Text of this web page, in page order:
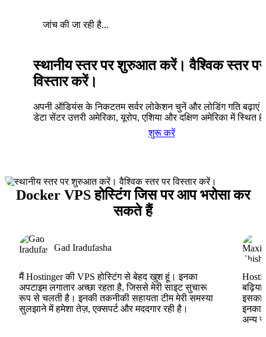
जांच की जा रही है...
स्थानीय स्तर पर शुरुआत करें। वैश्विक स्तर पर
विस्तार करें।
अपनी ऑडियंस के निकटतम सर्वर लोकेशन चुनें और लोडिंग गति बढ़ाएं।
डेटा सेंटर उत्तरी अमेरिका, यूरोप, एशिया और दक्षिण अमेरिका में स्थित
शुरू करें
Docker VPS होस्टिंग जिस पर आप भरोसा कर
सकते हैं
Gad Iradufasha
मैं Hostinger की VPS होस्टिंग से बेहद खुश हूं। इनका
अपटाइम लगातार अच्छा रहता है, जिससे मेरी साइट सुचारू
रूप से चलती है। इनकी तकनीकी सहायता टीम मेरी समस्या
सुलझाने में हमेशा तेज़, एक्सपर्ट और मददगार रही है।
इसका
इनका
अन्य